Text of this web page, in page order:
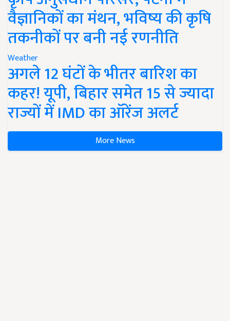
वैज्ञानिकों का मंथन, भविष्य की कृषि
तकनीकों पर बनी नई रणनीति
Weather
अगले 12 घंटों के भीतर बारिश का
कहर! यूपी, बिहार समेत 15 से ज्यादा
राज्यों में IMD का ऑरेंज अलर्ट
More News